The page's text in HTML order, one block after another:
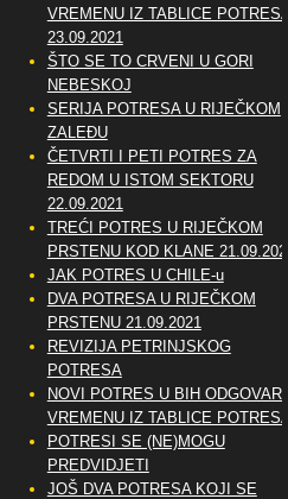
VREMENU IZ TABLICE POTRESA
23.09.2021
ŠTO SE TO CRVENI U GORI
NEBESKOJ
SERIJA POTRESA U RIJEČKOM
ZALEĐU
ČETVRTI I PETI POTRES ZA
REDOM U ISTOM SEKTORU
22.09.2021
TREĆI POTRES U RIJEČKOM
PRSTENU KOD KLANE 21.09.2021
JAK POTRES U CHILE-u
DVA POTRESA U RIJEČKOM
PRSTENU 21.09.2021
REVIZIJA PETRINJSKOG
POTRESA
NOVI POTRES U BIH ODGOVARA
VREMENU IZ TABLICE POTRESA
POTRESI SE (NE)MOGU
PREDVIDJETI
JOŠ DVA POTRESA KOJI SE